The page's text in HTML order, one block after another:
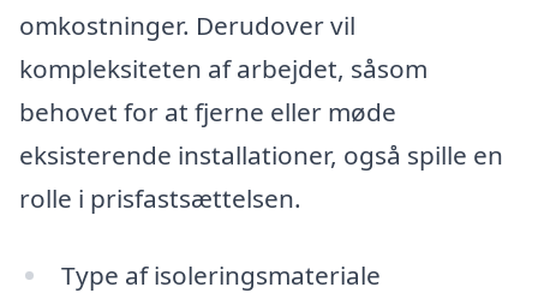
omkostninger. Derudover vil
kompleksiteten af arbejdet, såsom
behovet for at fjerne eller møde
eksisterende installationer, også spille en
rolle i prisfastsættelsen.
Type af isoleringsmateriale